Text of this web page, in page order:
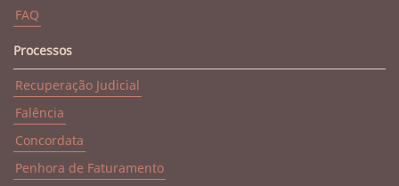
FAQ
Processos
Recuperação Judicial
Falência
Concordata
Penhora de Faturamento